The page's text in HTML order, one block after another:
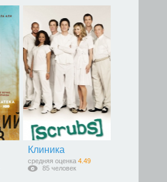
Клиника
средняя оценка 4.49
85 человек